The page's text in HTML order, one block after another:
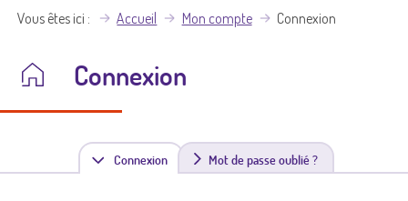
Vous êtes ici Accueil Mon compte Connexion
Connexion
Connexion(
Mot de passe oublié ?